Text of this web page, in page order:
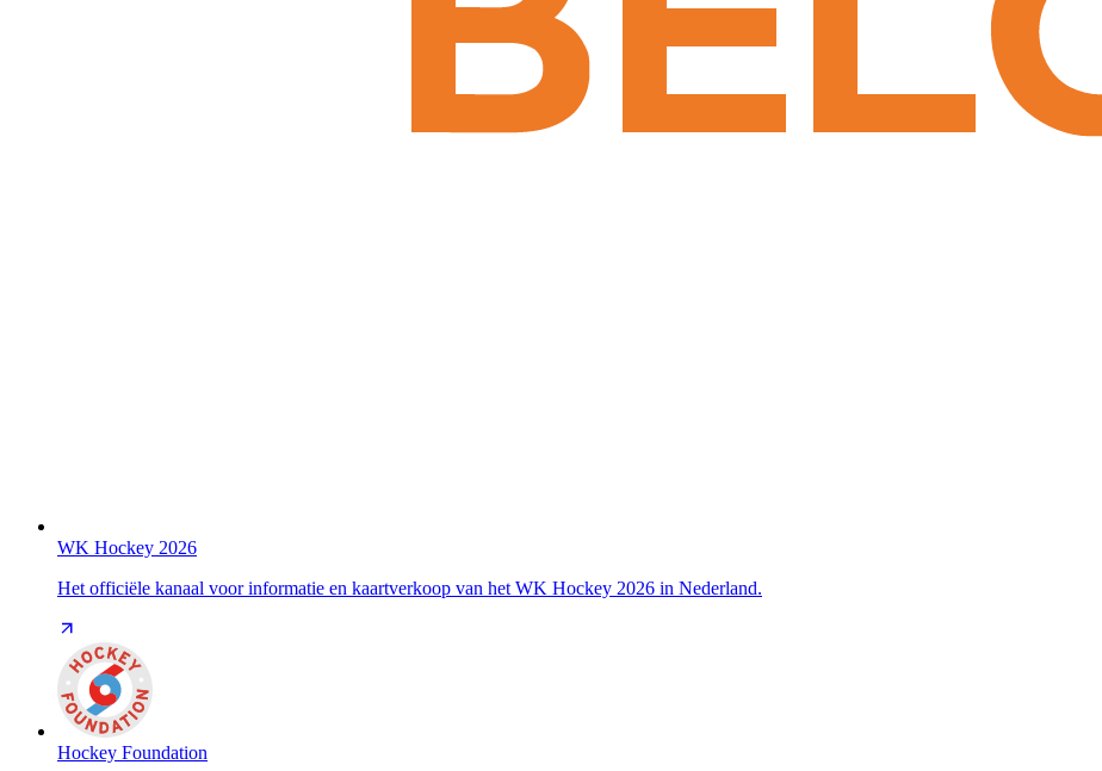
WK Hockey 2026
Het officiële kanaal voor informatie en kaartverkoop van het WK Hockey 2026 in Nederland.
Hockey Foundation